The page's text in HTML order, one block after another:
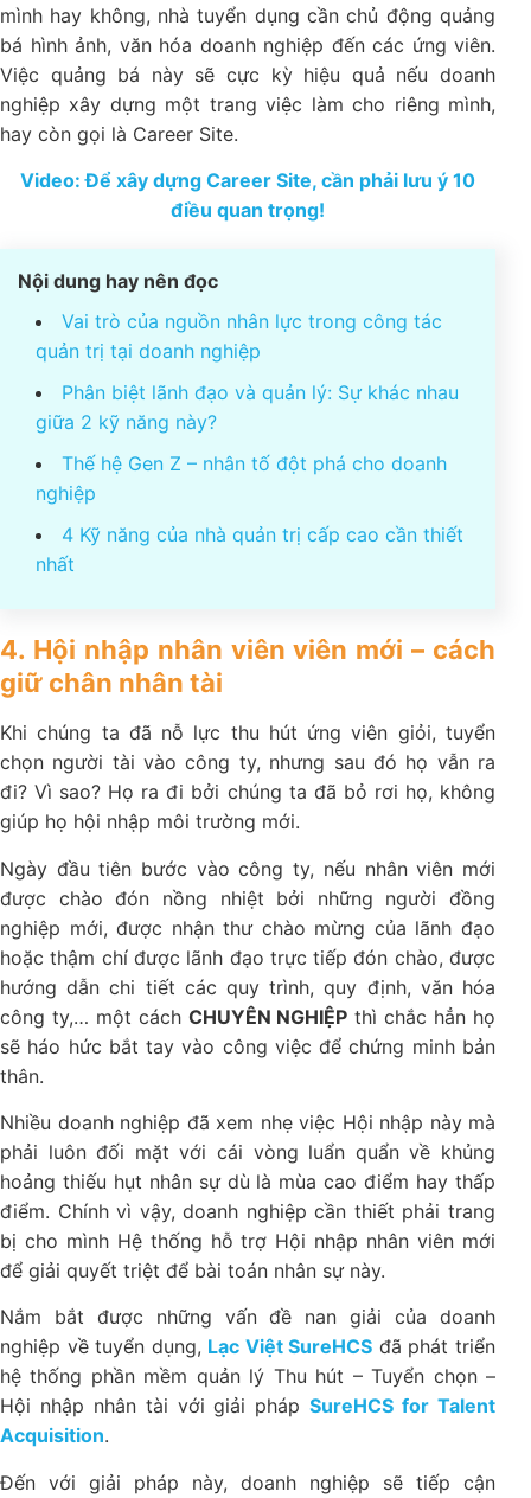
mình hay không, nhà tuyển dụng cần chủ động quảng
bá hình ảnh, văn hóa doanh nghiệp đến các ứng viên.
Việc quảng bá này sẽ cực kỳ hiệu quả nếu doanh
nghiệp xây dựng một trang việc làm cho riêng mình,
hay còn gọi là Career Site.
Video: Để xây dựng Career Site, cần phải lưu ý 10
điều quan trọng!
Nội dung hay nên đọc
Vai trò của nguồn nhân lực trong công tác
quản trị tại doanh nghiệp
Phân biệt lãnh đạo và quản lý: Sự khác nhau
giữa 2 kỹ năng này?
Thế hệ Gen Z – nhân tố đột phá cho doanh
nghiệp
4 Kỹ năng của nhà quản trị cấp cao cần thiết
nhất
4. Hội nhập nhân viên viên mới – cách
giữ chân nhân tài
Khi chúng ta đã nỗ lực thu hút ứng viên giỏi, tuyển
chọn người tài vào công ty, nhưng sau đó họ vẫn ra
đi? Vì sao? Họ ra đi bởi chúng ta đã bỏ rơi họ, không
giúp họ hội nhập môi trường mới.
Ngày đầu tiên bước vào công ty, nếu nhân viên mới
được chào đón nồng nhiệt bởi những người đồng
nghiệp mới, được nhận thư chào mừng của lãnh đạo
hoặc thậm chí được lãnh đạo trực tiếp đón chào, được
hướng dẫn chi tiết các quy trình, quy định, văn hóa
công ty,… một cách CHUYÊN NGHIỆP thì chắc hẳn họ
sẽ háo hức bắt tay vào công việc để chứng minh bản
thân.
Nhiều doanh nghiệp đã xem nhẹ việc Hội nhập này mà
phải luôn đối mặt với cái vòng luẩn quẩn về khủng
hoảng thiếu hụt nhân sự dù là mùa cao điểm hay thấp
điểm. Chính vì vậy, doanh nghiệp cần thiết phải trang
bị cho mình Hệ thống hỗ trợ Hội nhập nhân viên mới
để giải quyết triệt để bài toán nhân sự này.
Nắm bắt được những vấn đề nan giải của doanh
nghiệp về tuyển dụng, Lạc Việt SureHCS đã phát triển
hệ thống phần mềm quản lý Thu hút – Tuyển chọn –
Hội nhập nhân tài với giải phápSureHCS for Talent
Acquisition.
Đến với giải pháp này, doanh nghiệp sẽ tiếp cận